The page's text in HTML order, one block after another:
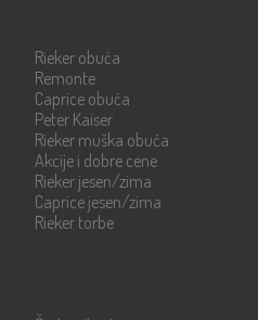
Rieker obuća
Remonte
Caprice obuća
Peter Kaiser
Rieker muška obuća
Akcije i dobre cene
Rieker jesen/zima
Caprice jesen/zima
Rieker torbe